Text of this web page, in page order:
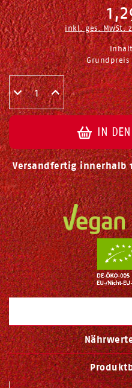
inkl. ges. MwSt.
Grundpreis
IN
Versandfertig innerhalb